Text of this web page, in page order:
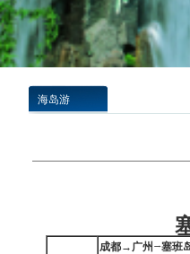
海岛游
塞班
成都→ 广州 →塞班